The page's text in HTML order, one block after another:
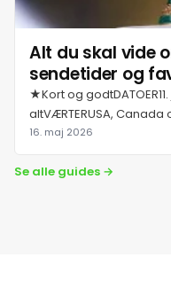
26. juli 2026
27. juli 2026
28. juli 2026
29. juli 2026
Alt du skal vide
sendetider og
★Kort og
altVÆRTERUSA,
16. maj 2026
Se alle guides →